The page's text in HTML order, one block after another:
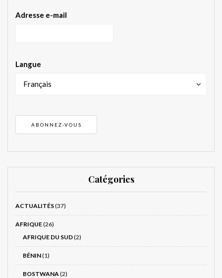
Adresse e-mail
Langue
Français
Catégories
ACTUALITÉS(37)
AFRIQUE(26)
AFRIQUE DU SUD(2)
BÉNIN(1)
BOSTWANA(2)